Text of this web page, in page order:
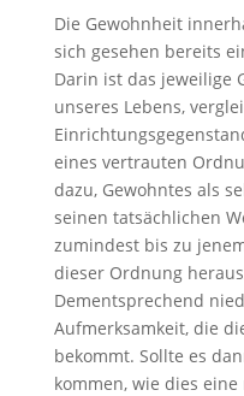
Die Gewohnheit
sich gesehen bereits
Darin ist das jeweilige
unseres Lebens,
eines vertrauten
dazu, Gewohntes als
seinen tatsächlichen
zumindest bis zu
dieser Ordnung
Dementsprechend
Aufmerksamkeit, die
bekommt. Sollte es
kommen, wie dies